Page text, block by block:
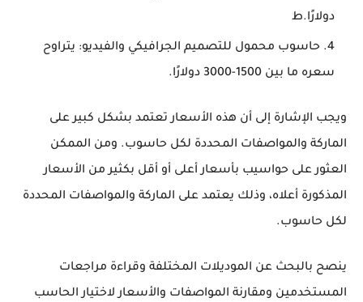
دولارًا.ط
حاسوب محمول للتصميم الجرافيكي والفيديو: يتراوح
سعره ما بين 1500-3000 دولارًا.
ويجب الإشارة إلى أن هذه الأسعار تعتمد بشكل كبير على
الماركة والمواصفات المحددة لكل حاسوب. ومن الممكن
العثور على حواسيب بأسعار أعلى أو أقل بكثير من الأسعار
المذكورة أعلاه، وذلك يعتمد على الماركة والمواصفات المحددة
لكل حاسوب.
ينصح بالبحث عن الموديلات المختلفة وقراءة مراجعات
المستخدمين ومقارنة المواصفات والأسعار لاختيار الحاسب